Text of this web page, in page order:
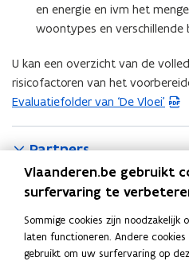
en energie en ivm het
woontypes en verschillende
U kan een overzicht van de
risicofactoren van het
Evaluatiefolder van ‘De Vloei’
(
Partners
Locatie
De Vloei
Vlaanderen.be gebruikt
surfervaring te
Sommige cookies zijn
laten functioneren. Andere
gebruikt om uw surfervaring op